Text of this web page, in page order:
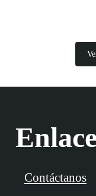
Contáctanos